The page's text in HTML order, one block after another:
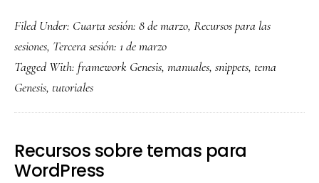
Filed Under: Cuarta sesión: 8 de marzo, Recursos para las
sesiones, Tercera sesión: 1 de marzo
Tagged With: framework Genesis, manuales, snippets, tema
Genesis, tutoriales
Recursos sobre temas para
WordPress